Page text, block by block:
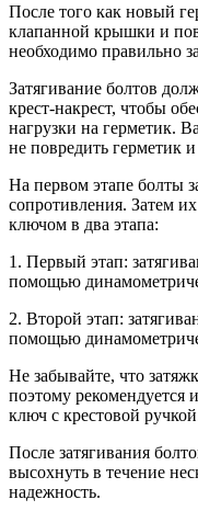
После того как новый
клапанной крышки и
необходимо правильно
Затягивание болтов
крест-накрест, чтобы
нагрузки на герметик.
не повредить герметик
На первом этапе болты
сопротивления. Затем
ключом в два этапа:
1. Первый этап:
помощью
2. Второй этап:
помощью
Не забывайте, что
поэтому рекомендуется
ключ с крестовой
После затягивания
высохнуть в течение
надежность.